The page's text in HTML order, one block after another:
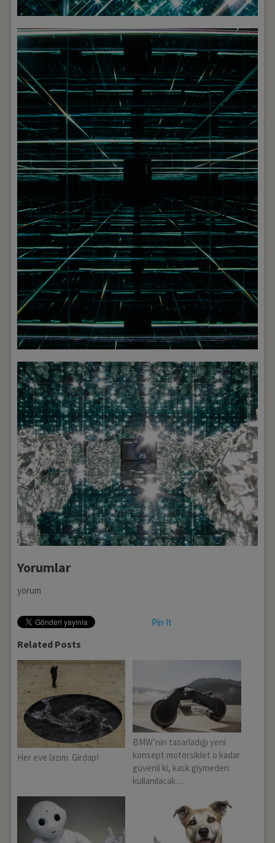
Yorumlar
yorum
Pin It
Related Posts
Her eve lazım. Girdap!
BMW’nin tasarladığı yeni
konsept motorsiklet o kadar
güvenli ki, kask giymeden
kullanılacak…